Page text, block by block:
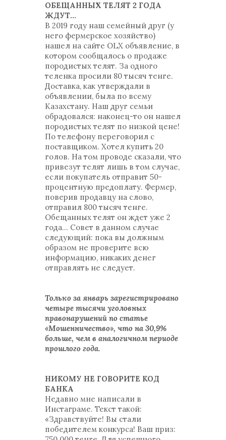
ОБЕЩАННЫХ ТЕЛЯТ 2 ГОДА
ЖДУТ…
В 2019 году наш семейный друг (у
него фермерское хозяйство)
нашел на сайте OLX объявление, в
котором сообщалось о продаже
породистых телят. За одного
теленка просили 80 тысяч тенге.
Доставка, как утверждали в
объявлении, была по всему
Казахстану. Наш друг семьи
обрадовался: наконец-то он нашел
породистых телят по низкой цене!
По телефону переговорил с
поставщиком. Хотел купить 20
голов. На том проводе сказали, что
привезут телят лишь в том случае,
если покупатель отправит 50-
процентную предоплату. Фермер,
поверив продавцу на слово,
отправил 800 тысяч тенге.
Обещанных телят он ждет уже 2
года... Совет в данном случае
следующий: пока вы должным
образом не проверите всю
информацию, никаких денег
отправлять не следует.
Только за январь зарегистрировано
четыре тысячи уголовных
правонарушений по статье
«Мошенничество», что на 30,9%
больше, чем в аналогичном периоде
прошлого года.
НИКОМУ НЕ ГОВОРИТЕ КОД
БАНКА
Недавно мне написали в
Инстаграме. Текст такой:
«Здравствуйте! Вы стали
победителем конкурса! Ваш приз: